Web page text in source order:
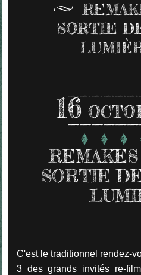
SORTIE
16
SORTIE
C'est le traditionnel rendez-
3 des grands invités re-